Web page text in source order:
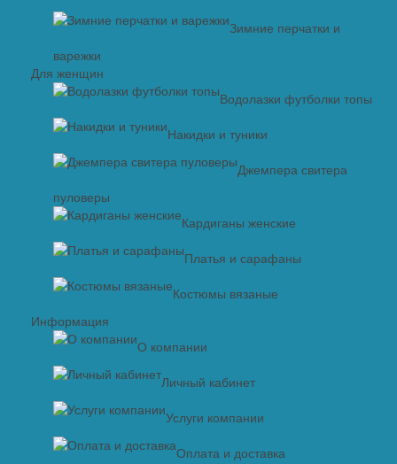
Зимние перчатки и
варежки
Для женщин
Водолазки футболки топы
Накидки и туники
Джемпера свитера
пуловеры
Кардиганы женские
Платья и сарафаны
Костюмы вязаные
Информация
О компании
Личный кабинет
Услуги компании
Оплата и доставка